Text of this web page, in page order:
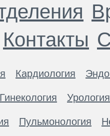
Контакты
Кардиология
Гинекология Урология
Пульмонология